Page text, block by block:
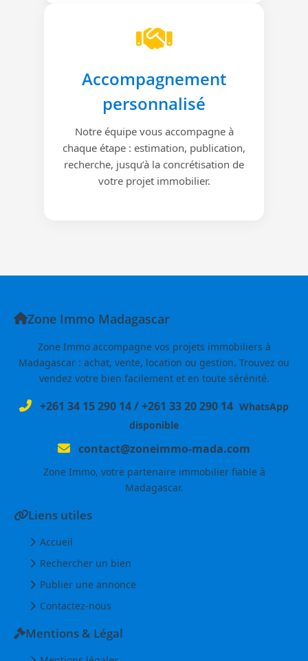
Accompagnement
personnalisé
Notre équipe vous accompagne à
chaque étape : estimation, publication,
recherche, jusqu’à la concrétisation de
votre projet immobilier.
Zone Immo Madagascar
Zone Immo accompagne vos projets immobiliers à
Madagascar : achat, vente, location ou gestion. Trouvez ou
vendez votre bien facilement et en toute sérénité.
+261 34 15 290 14/+261 33 20 290 14 WhatsApp
disponible
contact@zoneimmo-mada.com
Zone Immo, votre partenaire immobilier fiable à
Madagascar.
Liens utiles
Accueil
Rechercher un bien
Publier une annonce
Contactez-nous
Mentions & Légal